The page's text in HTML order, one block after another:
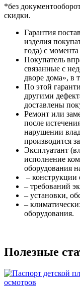
*без
скидки.
Гарантия
изделия
года) с
Покупатель
связанные с
дворе дома», в
По этой
другими
доставлены
Ремонт или
после
нарушении
производится
Эксплуатант
исполнение
оборудования
– конструкции
– требований
– установки,
–
оборудования.
Полезные